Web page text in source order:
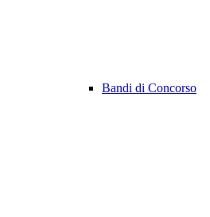
Bandi di Concorso